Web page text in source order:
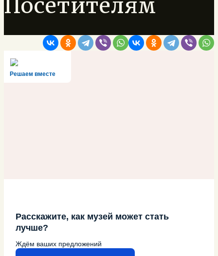
Посетителям
Решаем вместе
Расскажите, как музей может стать
лучше?
Ждём ваших предложений